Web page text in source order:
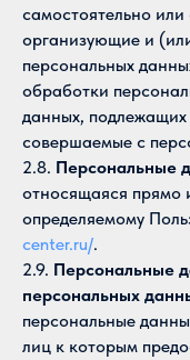
самостоятельно
организующие и
персональных
обработки
данных,
совершаемые с
2.8. Персональные
относящаяся прямо
определяемому
center.ru/.
2.9. Персональные
персональных
персональные
лиц к которым